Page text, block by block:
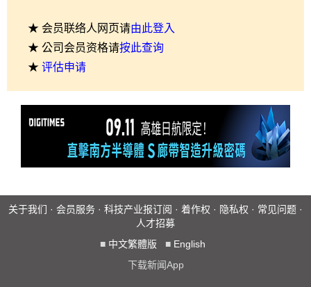
★ 会员联络人网页请由此登入
★ 公司会员资格请按此查询
★ 评估申请
关于我们 · 会员服务 · 科技产业报订阅 · 着作权 · 隐私权 · 常见问题 ·
人才招募
■ 中文繁體版 ■ English
下载新闻App